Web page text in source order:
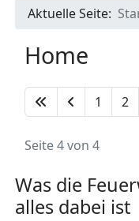
Aktuelle Seite:
Home
1 2
Seite 4 von 4
Was die
alles dabei ist